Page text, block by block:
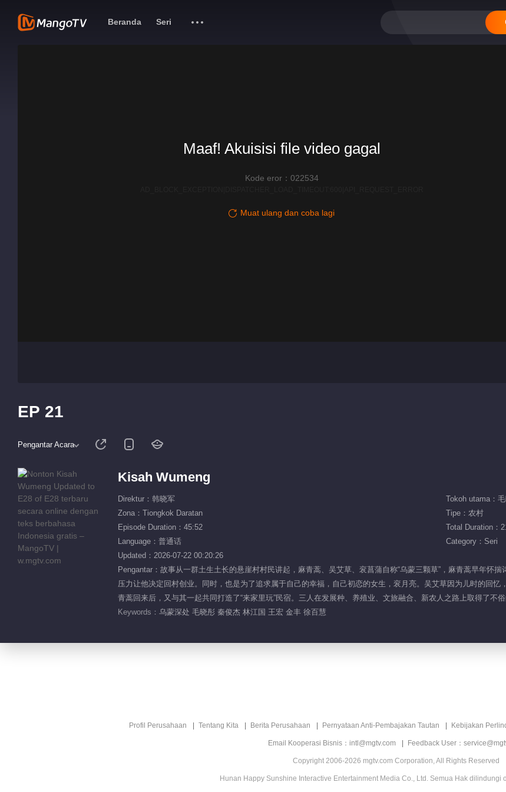
Beranda Seri
Maaf! Akuisisi file video gagal
Kode eror：022534
Muat ulang dan coba lagi
EP 21
Pengantar Acara
Kisah Wumeng
Direktur：韩晓军
Tokoh utama：
Zona：Tiongkok Daratan
Tipe：农村
Episode Duration：45:52
Total Duration：
Language：普通话
Category：Seri
Updated：2026-07-22 00:20:26
Pengantar：故事从一群土生土长的悬崖村村民讲起，麻青蒿、吴艾草、衮菖蒲自称“乌蒙三颗草”，麻青蒿早年怀
压力让他决定回村创业。同时，也是为了追求属于自己的幸福，自己初恋的女生，衮月亮。吴艾草因为儿时的回
青蒿回来后，又与其一起共同打造了“来家里玩”民宿。三人在发展种、养殖业、文旅融合、新农人之路上取得了不
Keywords： 乌蒙深处 毛晓彤 秦俊杰 林江国 王宏 金丰 徐百慧
Profil Perusahaan Tentang Kita Berita Perusahaan Pernyataan Anti-Pembajakan Tautan Kebijakan
Email Kooperasi Bisnis：intl@mgtv.com Feedback User：
Copyright 2006-2026 mgtv.com Corporation, All Rights Reserved
Hunan Happy Sunshine Interactive Entertainment Media Co., Ltd. Semua Hak dilindungi